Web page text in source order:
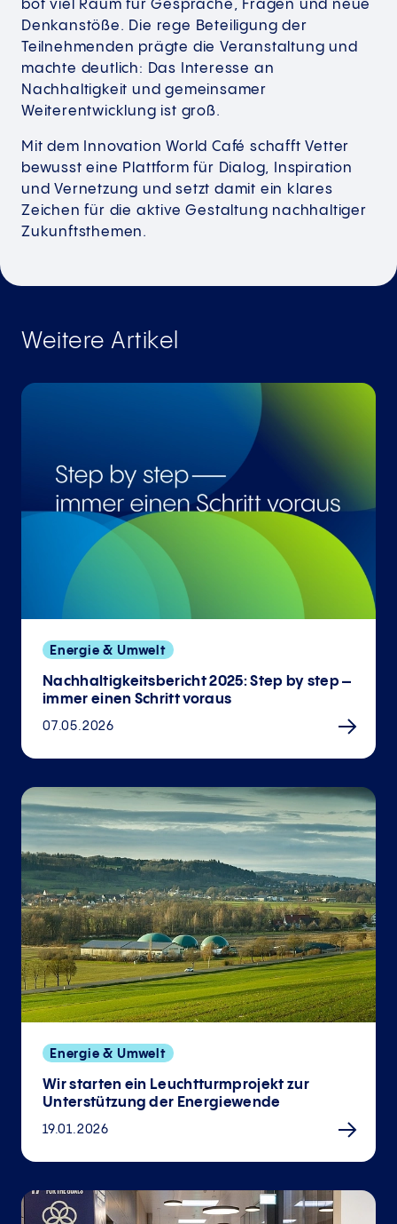
bot viel Raum für Gespräche, Fragen und neue
Denkanstöße. Die rege Beteiligung der
Teilnehmenden prägte die Veranstaltung und
machte deutlich: Das Interesse an
Nachhaltigkeit und gemeinsamer
Weiterentwicklung ist groß.
Mit dem Innovation World Café schafft Vetter
bewusst eine Plattform für Dialog, Inspiration
und Vernetzung und setzt damit ein klares
Zeichen für die aktive Gestaltung nachhaltiger
Zukunftsthemen.
Weitere Artikel
Energie & Umwelt
Nachhaltigkeitsbericht 2025: Step by step –
immer einen Schritt voraus
07.05.2026
Energie & Umwelt
Wir starten ein Leuchtturmprojekt zur
Unterstützung der Energiewende
19.01.2026